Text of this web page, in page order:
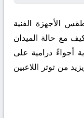
الأجهزة الفنية
مع حالة الميدان
أجواءً درامية على
من توتر اللاعبين